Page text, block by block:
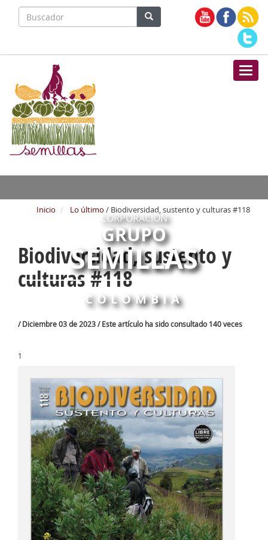
CORPORACIÓN
GRUPO
SEMILLAS
COLOMBIA
Inicio Lo último / Biodiversidad, sustento y culturas #118
Biodiversidad, sustento y
culturas #118
/ Diciembre 03 de 2023 / Este artículo ha sido consultado 140 veces
1